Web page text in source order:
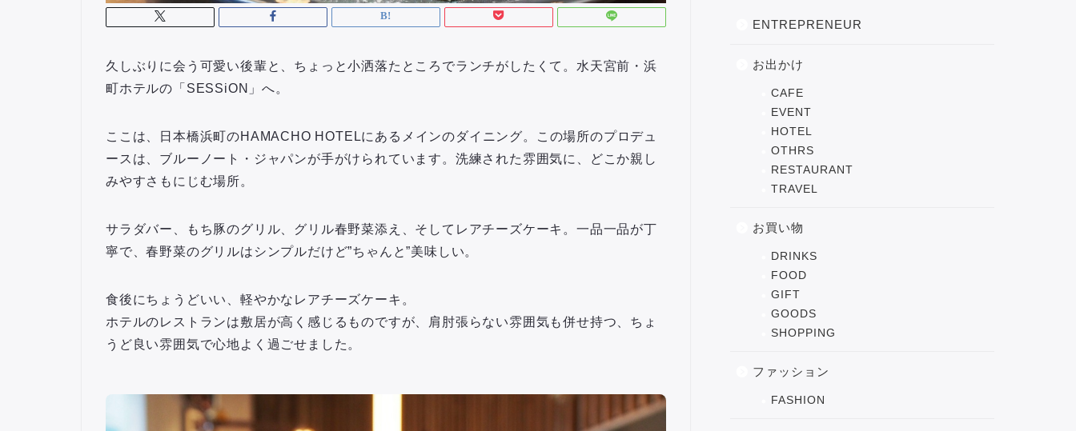
久しぶりに会う可愛い後輩と、ちょっと小洒落たところでランチがしたくて。水天宮前・浜
町ホテルの「SESSiON」へ。
ここは、日本橋浜町のHAMACHO HOTELにあるメインのダイニング。この場所のプロデュ
ースは、ブルーノート・ジャパンが手がけられています。洗練された雰囲気に、どこか親し
みやすさもにじむ場所。
サラダバー、もち豚のグリル、グリル春野菜添え、そしてレアチーズケーキ。一品一品が丁
寧で、春野菜のグリルはシンプルだけど”ちゃんと”美味しい。
食後にちょうどいい、軽やかなレアチーズケーキ。
ホテルのレストランは敷居が高く感じるものですが、肩肘張らない雰囲気も併せ持つ、ちょ
うど良い雰囲気で心地よく過ごせました。
ENTREPRENEUR
お出かけ
CAFE
EVENT
HOTEL
OTHRS
RESTAURANT
TRAVEL
お買い物
DRINKS
FOOD
GIFT
GOODS
SHOPPING
ファッション
FASHION